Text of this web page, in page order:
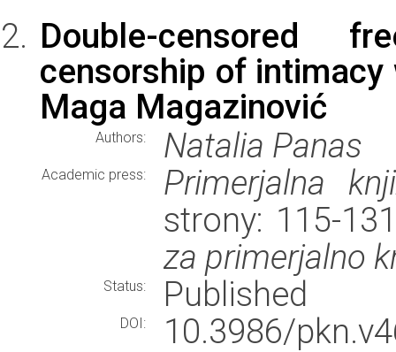
Double-censored
censorship of
Maga Magazinović
Authors: Natalia Panas
Academic press:
Primerjalna
strony: 115-
za primerjalno
Status: Published
DOI: 10.3986/